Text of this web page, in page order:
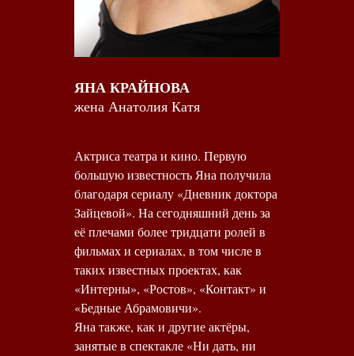
ЯНА КРАЙНОВА
жена Анатолия Катя
Актриса театра и кино. Первую
большую известность Яна получила
благодаря сериалу «Дневник доктора
Зайцевой». На сегодняшний день за
её плечами более тридцати ролей в
фильмах и сериалах, в том числе в
таких известных проектах, как
«Интерны», «Ростов», «Контакт» и
«Бедные Абрамовичи».
Яна также, как и другие актёры,
занятые в спектакле «Ни дать, ни